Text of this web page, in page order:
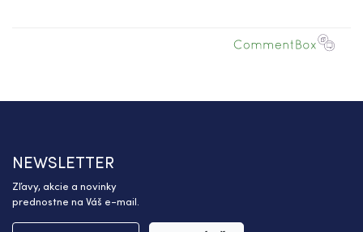
NEWSLETTER
Zľavy, akcie a novinky
prednostne na Váš e-mail.